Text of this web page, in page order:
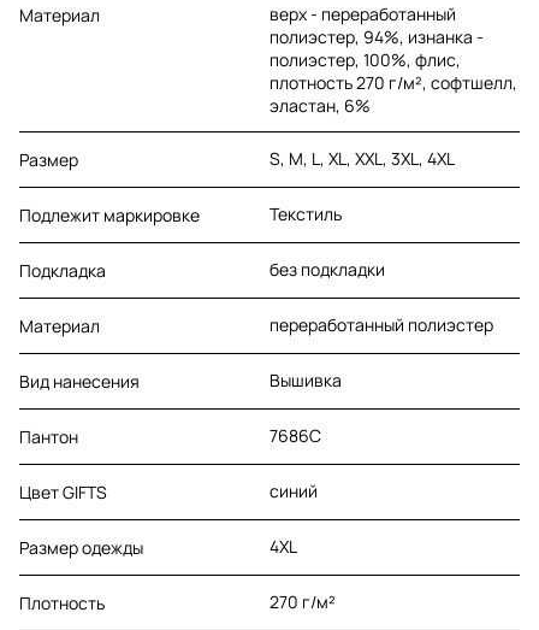
Материал
верх - переработанный
полиэстер, 94%, изнанка -
полиэстер, 100%, флис,
плотность 270 г/м², софтшелл,
эластан, 6%
Размер S, M, L, XL, XXL, 3XL, 4XL
Подлежит маркировке Текстиль
Подкладка без подкладки
Материал переработанный полиэстер
Вид нанесения Вышивка
Пантон 7686C
Цвет GIFTS синий
Размер одежды 4XL
Плотность 270 г/м²